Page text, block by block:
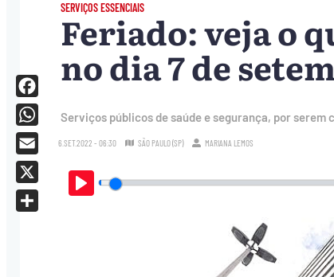
SERVIÇOS ESSENCIAIS
Feriado: veja o
no dia 7 de
Serviços públicos de saúde e segurança, por
6.SET.2022 - 06:30 SÃO PAULO (SP) MARIANA LEMOS
Play
Facebook
WhatsApp
Email
X